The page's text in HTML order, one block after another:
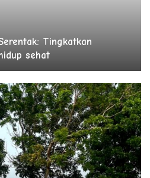
Tingkatkan
sehat